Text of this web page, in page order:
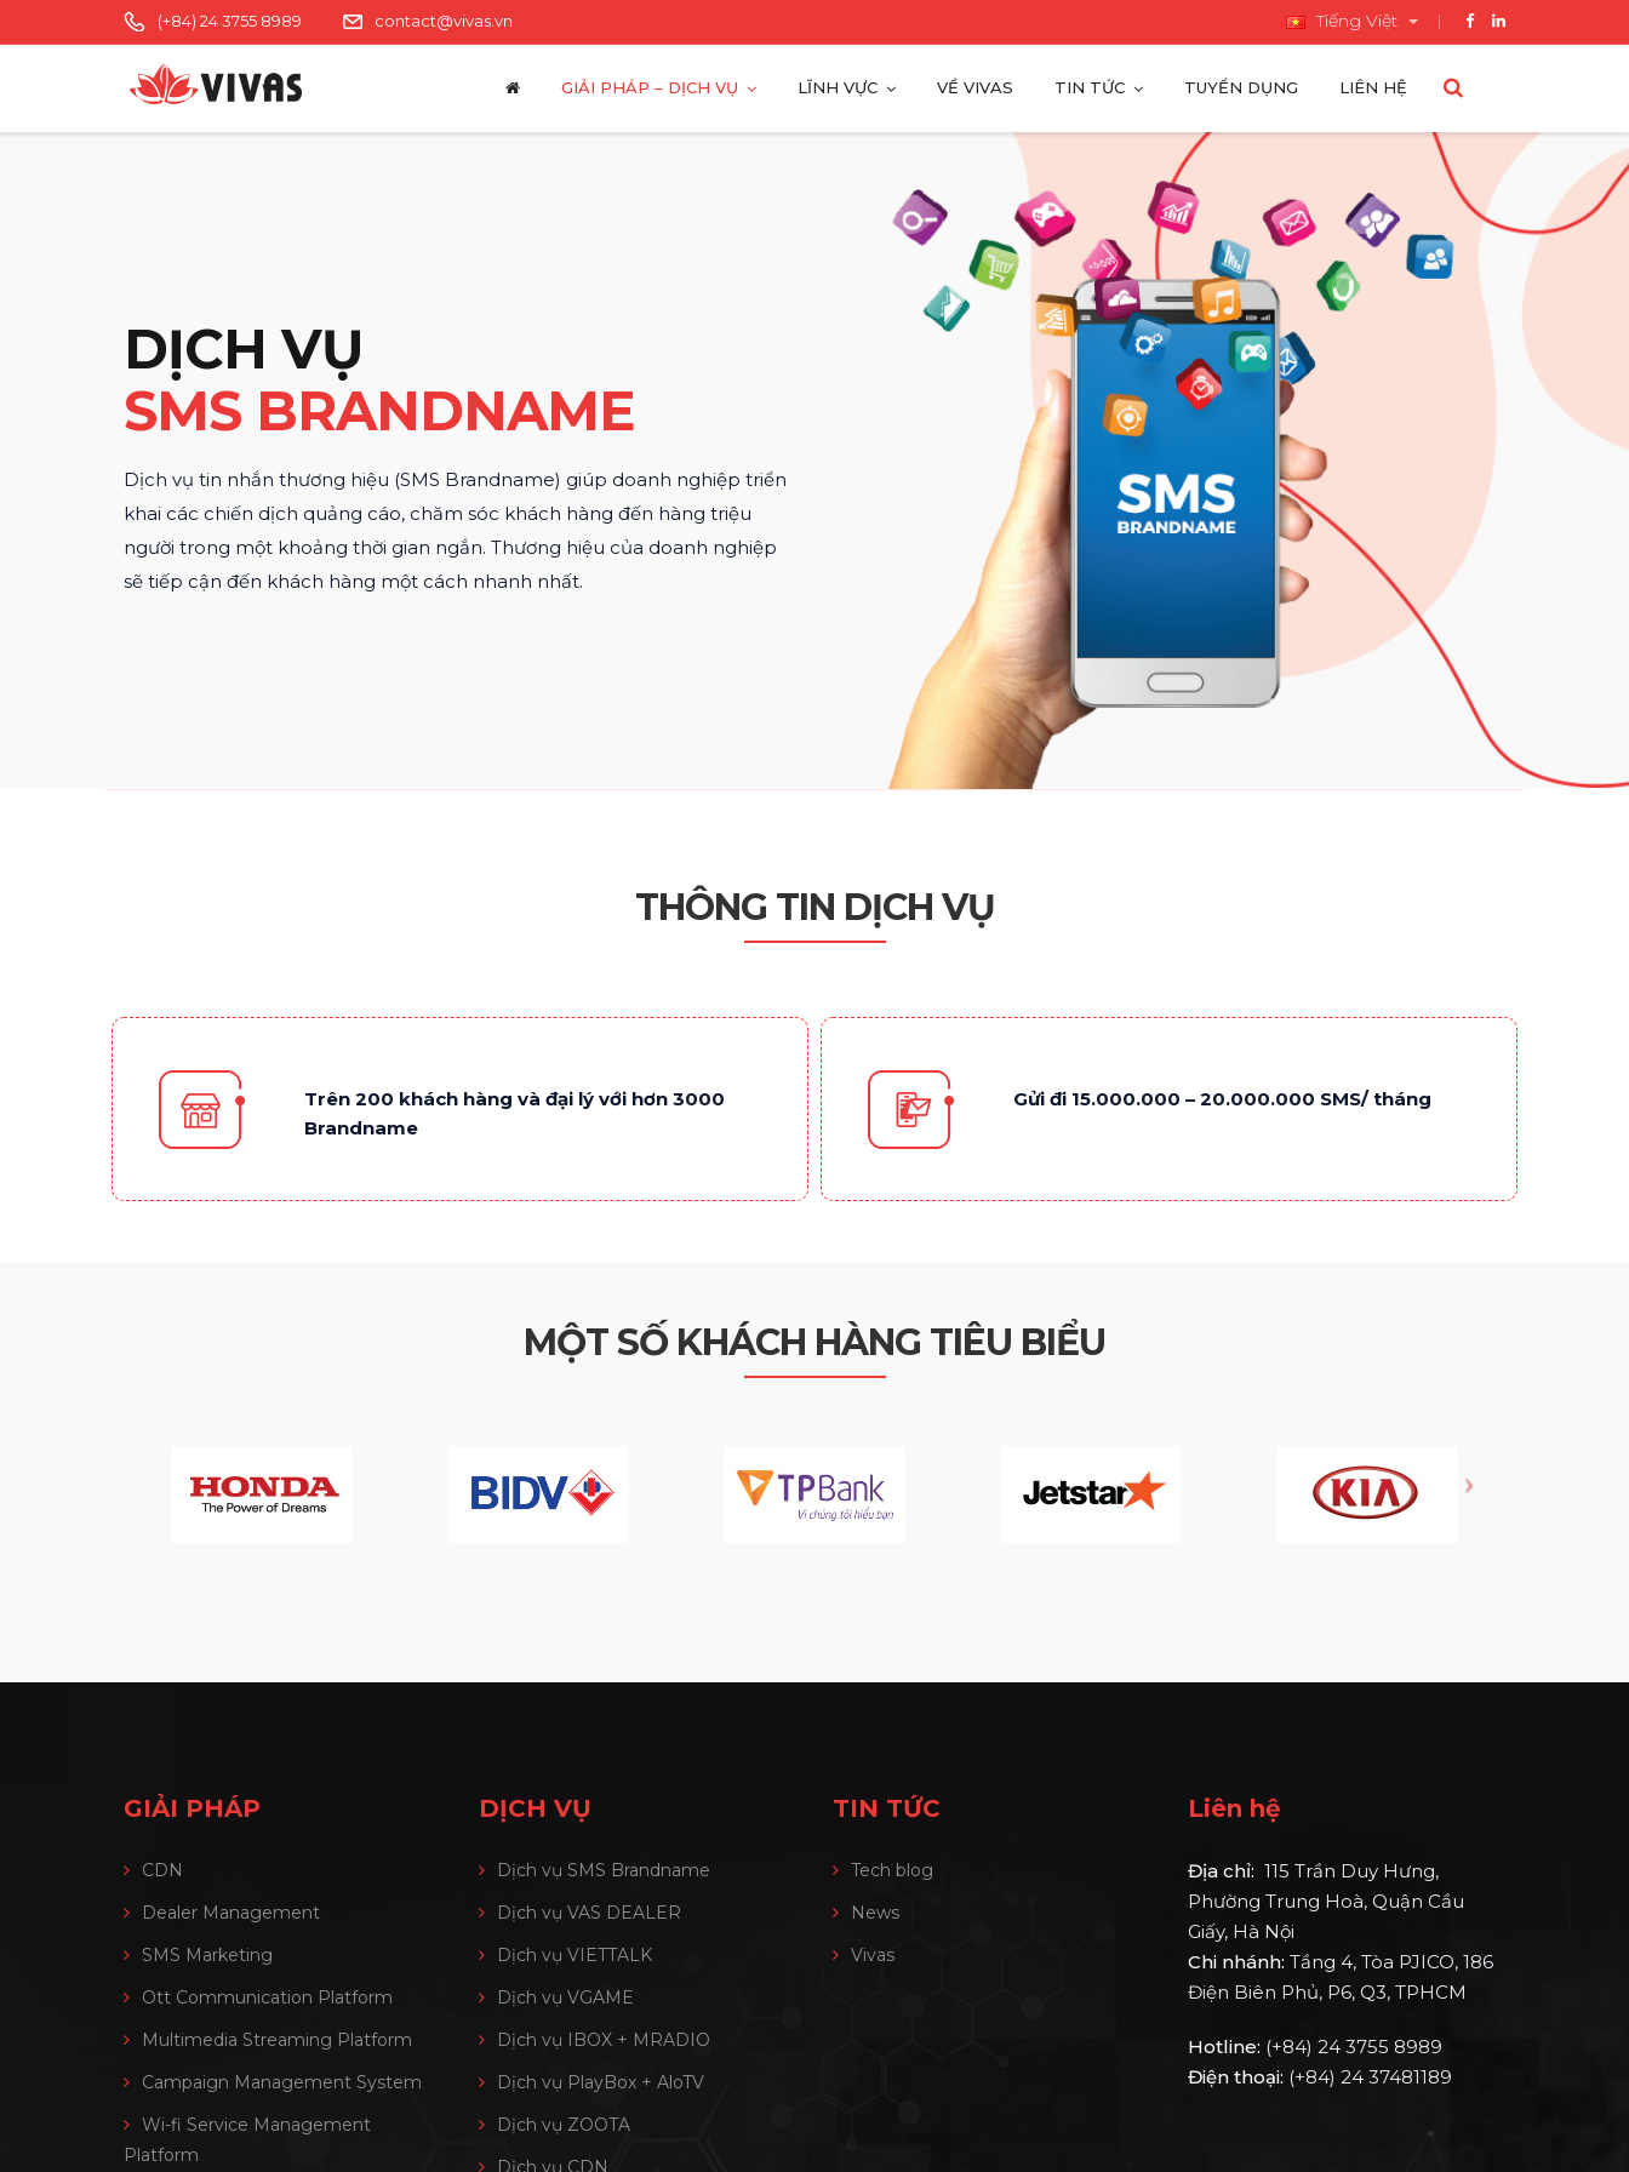
(+84) 24 3755 8989 contact@vivas.vn Tiếng Việt
GIẢI PHÁP – DỊCH VỤ LĨNH VỰC VỀ VIVAS TIN TỨC TUYỂN DỤNG LIÊN HỆ
DỊCH VỤ
SMS BRANDNAME
Dịch vụ tin nhắn thương hiệu (SMS Brandname) giúp doanh nghiệp triển
khai các chiến dịch quảng cáo, chăm sóc khách hàng đến hàng triệu
người trong một khoảng thời gian ngắn. Thương hiệu của doanh nghiệp
sẽ tiếp cận đến khách hàng một cách nhanh nhất.
THÔNG TIN DỊCH VỤ
Trên 200 khách hàng và đại lý với hơn 3000
Brandname
Gửi đi 15.000.000 – 20.000.000 SMS/ tháng
MỘT SỐ KHÁCH HÀNG TIÊU BIỂU
GIẢI PHÁP
CDN
Dealer Management
SMS Marketing
Ott Communication Platform
Multimedia Streaming Platform
Campaign Management System
Wi-fi Service Management
Platform
DỊCH VỤ
Dịch vụ SMS Brandname
Dịch vụ VAS DEALER
Dịch vụ VIETTALK
Dịch vụ VGAME
Dịch vụ IBOX + MRADIO
Dịch vụ PlayBox + AloTV
Dịch vụ ZOOTA
TIN TỨC
Tech blog
News
Vivas
Liên hệ
Địa chỉ: 115 Trần Duy Hưng,
Phường Trung Hoà, Quận Cầu
Giấy, Hà Nội
Chi nhánh: Tầng 4, Tòa PJICO, 186
Điện Biên Phủ, P6, Q3, TPHCM
Hotline: (+84) 24 3755 8989
Điện thoại: (+84) 24 37481189